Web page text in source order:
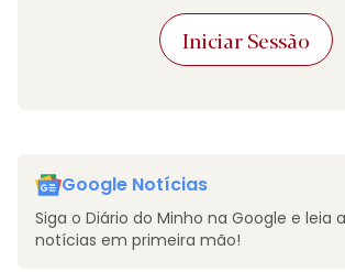
Iniciar Sessão
Google Notícias
Siga o Diário do Minho na Google e leia
notícias em primeira mão!